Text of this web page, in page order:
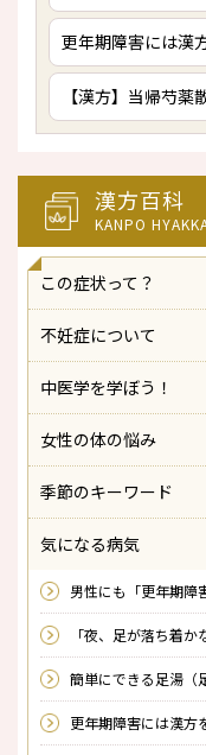
更年期障害には漢
【漢方】当帰芍薬
漢方百科
KANPO
この症状って？
不妊症について
中医学を学ぼう！
女性の体の悩み
季節のキーワード
気になる病気
男性にも「更年期障
「夜、足が落ち着
簡単にできる足湯（
更年期障害には漢方